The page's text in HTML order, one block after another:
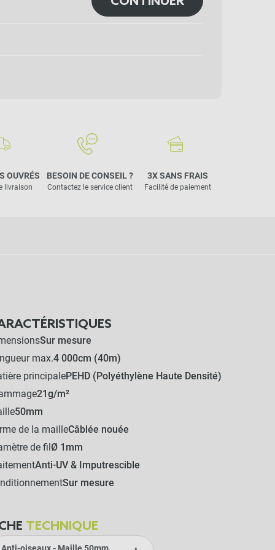
OUVRÉS
livraison
BESOIN DE CONSEIL ?
Contactez le service client
3X SANS FRAIS
Facilité de paiement
Sur mesure
max.4 000cm (40m)
principalePEHD (Polyéthylène Haute Densité)
21g/m²
50mm
de la mailleCâblée nouée
de fil Ø 1mm
Anti-UV & Imputrescible
Sur mesure
TECHNIQUE